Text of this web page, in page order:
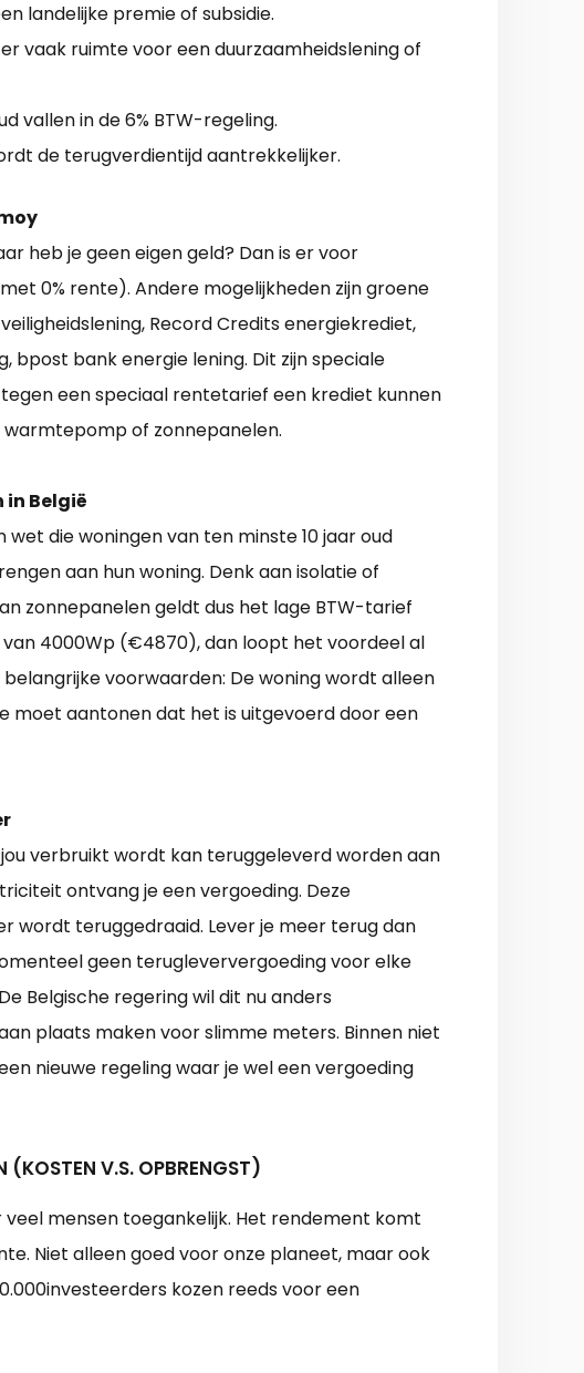
landelijke premie of subsidie.
vaak ruimte voor een duurzaamheidslening of
vallen in de 6% BTW-regeling.
de terugverdientijd aantrekkelijker.
heb je geen eigen geld? Dan is er voor
0% rente). Andere mogelijkheden zijn groene
Record Credits energiekrediet,
bpost bank energie lening. Dit zijn speciale
een speciaal rentetarief een krediet kunnen
of zonnepanelen.
België
wet die woningen van ten minste 10 jaar oud
aan hun woning. Denk aan isolatie of
zonnepanelen geldt dus het lage BTW-tarief
van 4000Wp (€4870), dan loopt het voordeel al
voorwaarden: De woning wordt alleen
moet aantonen dat het is uitgevoerd door een
verbruikt wordt kan teruggeleverd worden aan
ontvang je een vergoeding. Deze
wordt teruggedraaid. Lever je meer terug dan
geen terugleververgoeding voor elke
Belgische regering wil dit nu anders
plaats maken voor slimme meters. Binnen niet
nieuwe regeling waar je wel een vergoeding
(KOSTEN V.S. OPBRENGST)
mensen toegankelijk. Het rendement komt
Niet alleen goed voor onze planeet, maar ook
kozen reeds voor een